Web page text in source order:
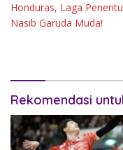
Honduras, Laga
Nasib Garuda Muda!
Rekomendasi